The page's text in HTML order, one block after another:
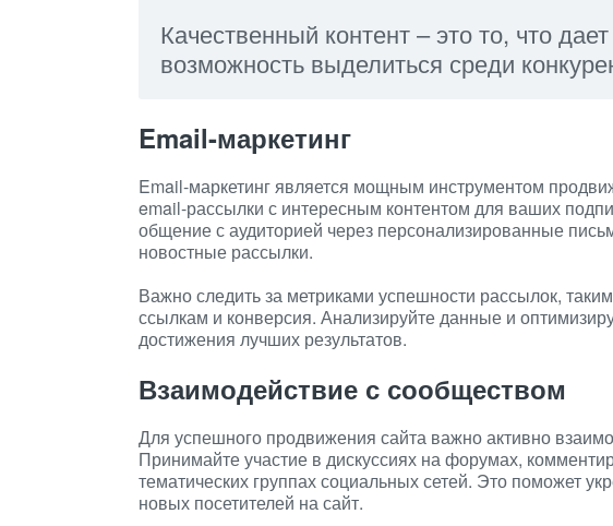
Качественный контент – это то, что
возможность выделиться среди
Email-маркетинг
Email-маркетинг является мощным инструментом
email-рассылки с интересным контентом для ваших
общение с аудиторией через персонализированные
новостные рассылки.
Важно следить за метриками успешности рассылок,
ссылкам и конверсия. Анализируйте данные и
достижения лучших результатов.
Взаимодействие с сообществом
Для успешного продвижения сайта важно активно
Принимайте участие в дискуссиях на форумах,
тематических группах социальных сетей. Это поможет
новых посетителей на сайт.